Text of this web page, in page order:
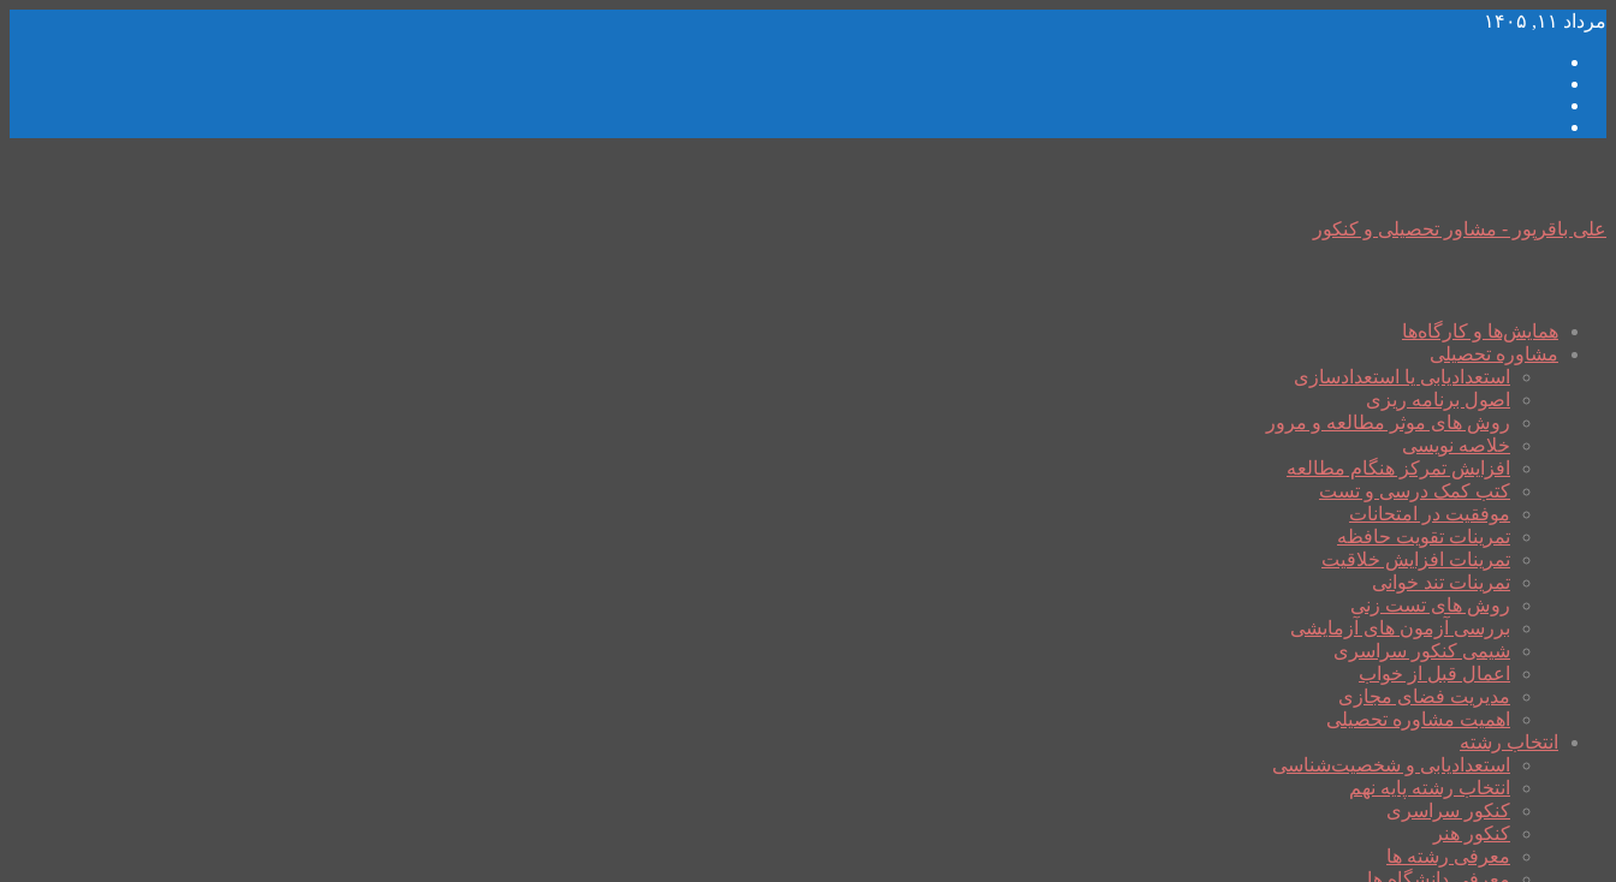
مرداد ۱۱, ۱۴۰۵
علی باقرپور - مشاور تحصیلی و کنکور
همایش‌ها و کارگاه‌ها
مشاوره تحصیلی
استعدادیابی یا استعدادسازی
اصول برنامه ریزی
روش های موثر مطالعه و مرور
خلاصه نویسی
افزایش تمرکز هنگام مطالعه
کتب کمک درسی و تست
موفقیت در امتحانات
تمرینات تقویت حافظه
تمرینات افزایش خلاقیت
تمرینات تند خوانی
روش های تست زنی
بررسی آزمون های آزمایشی
شیمی کنکور سراسری
اعمال قبل از خواب
مدیریت فضای مجازی
اهمیت مشاوره تحصیلی
انتخاب رشته
استعدادیابی و شخصیت‌شناسی
انتخاب رشته پایه نهم
کنکور سراسری
کنکور هنر
معرفی رشته ها